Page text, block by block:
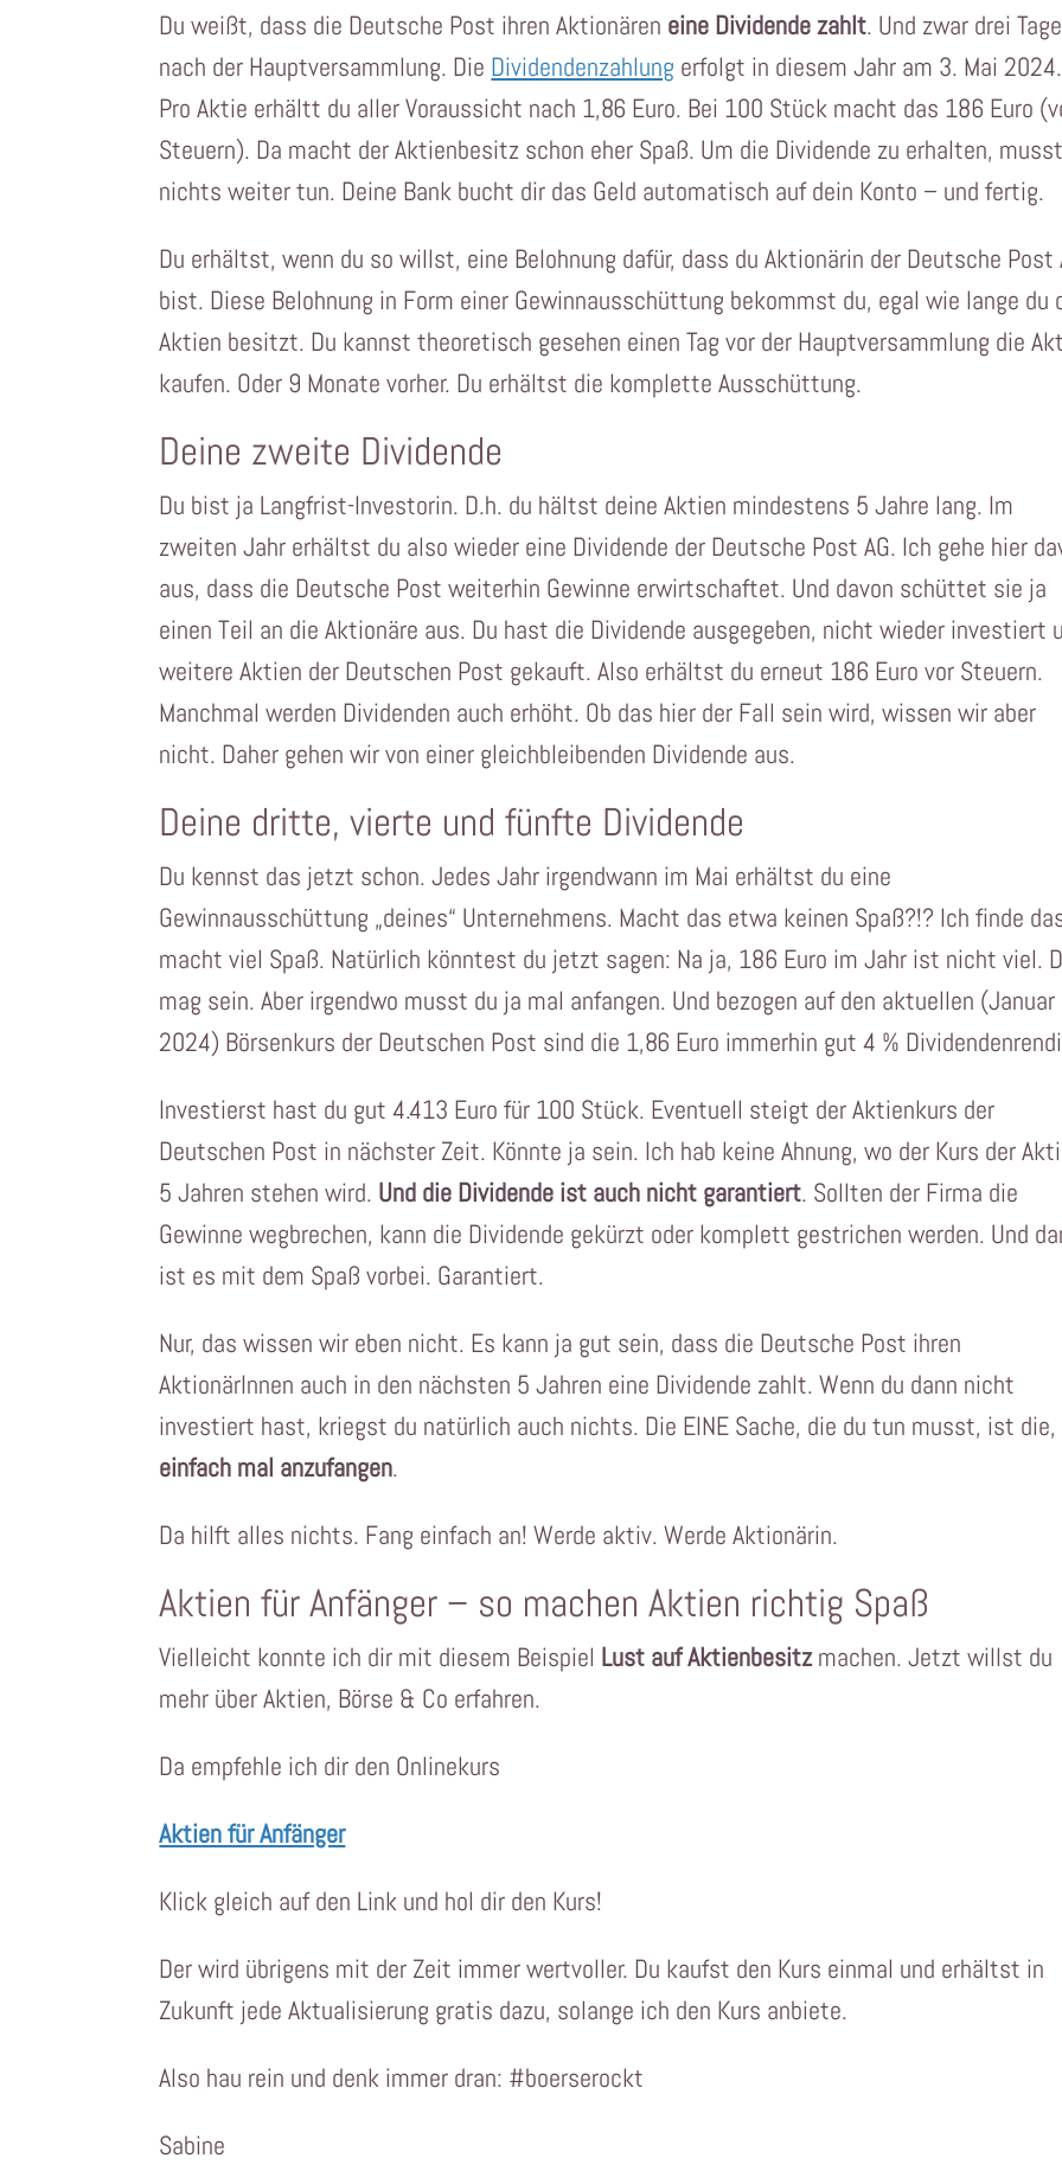
Du weißt, dass die Deutsche Post ihren Aktionären eine Dividende zahlt. Und zwar drei Tage
nach der Hauptversammlung. Die Dividendenzahlung erfolgt in diesem Jahr am 3. Mai 2024.
Pro Aktie erhältt du aller Voraussicht nach 1,86 Euro. Bei 100 Stück macht das 186 Euro
Steuern). Da macht der Aktienbesitz schon eher Spaß. Um die Dividende zu erhalten,
nichts weiter tun. Deine Bank bucht dir das Geld automatisch auf dein Konto – und fertig.
Du erhältst, wenn du so willst, eine Belohnung dafür, dass du Aktionärin der Deutsche Post
bist. Diese Belohnung in Form einer Gewinnausschüttung bekommst du, egal wie lange du
Aktien besitzt. Du kannst theoretisch gesehen einen Tag vor der Hauptversammlung die
kaufen. Oder 9 Monate vorher. Du erhältst die komplette Ausschüttung.
Deine zweite Dividende
Du bist ja Langfrist-Investorin. D.h. du hältst deine Aktien mindestens 5 Jahre lang. Im
zweiten Jahr erhältst du also wieder eine Dividende der Deutsche Post AG. Ich gehe hier
aus, dass die Deutsche Post weiterhin Gewinne erwirtschaftet. Und davon schüttet sie ja
einen Teil an die Aktionäre aus. Du hast die Dividende ausgegeben, nicht wieder investiert
weitere Aktien der Deutschen Post gekauft. Also erhältst du erneut 186 Euro vor Steuern.
Manchmal werden Dividenden auch erhöht. Ob das hier der Fall sein wird, wissen wir aber
nicht. Daher gehen wir von einer gleichbleibenden Dividende aus.
Deine dritte, vierte und fünfte Dividende
Du kennst das jetzt schon. Jedes Jahr irgendwann im Mai erhältst du eine
Gewinnausschüttung „deines“ Unternehmens. Macht das etwa keinen Spaß?!? Ich finde
macht viel Spaß. Natürlich könntest du jetzt sagen: Na ja, 186 Euro im Jahr ist nicht viel.
mag sein. Aber irgendwo musst du ja mal anfangen. Und bezogen auf den aktuellen (Januar
2024) Börsenkurs der Deutschen Post sind die 1,86 Euro immerhin gut 4 %
Investierst hast du gut 4.413 Euro für 100 Stück. Eventuell steigt der Aktienkurs der
Deutschen Post in nächster Zeit. Könnte ja sein. Ich hab keine Ahnung, wo der Kurs der
5 Jahren stehen wird. Und die Dividende ist auch nicht garantiert. Sollten der Firma die
Gewinne wegbrechen, kann die Dividende gekürzt oder komplett gestrichen werden. Und
ist es mit dem Spaß vorbei. Garantiert.
Nur, das wissen wir eben nicht. Es kann ja gut sein, dass die Deutsche Post ihren
AktionärInnen auch in den nächsten 5 Jahren eine Dividende zahlt. Wenn du dann nicht
investiert hast, kriegst du natürlich auch nichts. Die EINE Sache, die du tun musst, ist die,
einfach mal anzufangen.
Da hilft alles nichts. Fang einfach an! Werde aktiv. Werde Aktionärin.
Aktien für Anfänger – so machen Aktien richtig Spaß
Vielleicht konnte ich dir mit diesem Beispiel Lust auf Aktienbesitzmachen. Jetzt willst du
mehr über Aktien, Börse & Co erfahren.
Da empfehle ich dir den Onlinekurs
Aktien für Anfänger
Klick gleich auf den Link und hol dir den Kurs!
Der wird übrigens mit der Zeit immer wertvoller. Du kaufst den Kurs einmal und erhältst in
Zukunft jede Aktualisierung gratis dazu, solange ich den Kurs anbiete.
Also hau rein und denk immer dran: #boerserockt
Sabine